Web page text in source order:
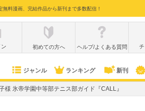
料漫画、完結作品から新刊まで多数配信！
ン 初めての方へ ヘルプ/よくある質問
ジャンル ランキング 新刊
様 氷帝学園中等部テニス部ガイド『CALL』